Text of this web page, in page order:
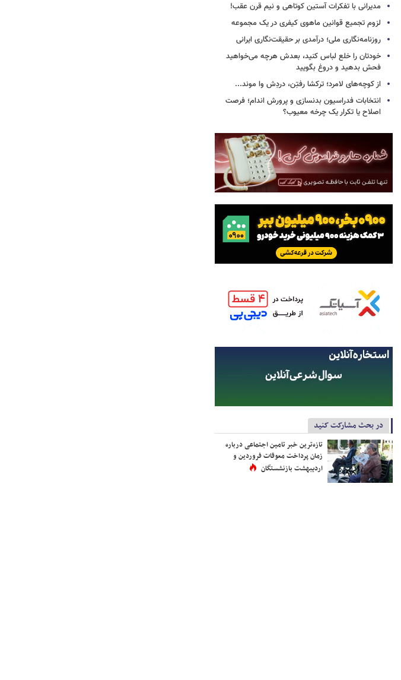
مدیرانی با تفکرات آستین کوتاهی و نیم قرن عقب!
لزوم تجمیع قوانین ماهوی کیفری در یک مجموعه
روزنامه‌نگاری ملی؛ درآمدی بر حقیقت‌نگاری ایرانی
خودتان را خلع لباس کنید، بعدش هرچه می‌خواهید
فحش بدهید و دروغ بگویید
از کوچه‌های لامرد؛ ترکشا رفتِن، دردِش وا موند...
انتخابات فدراسیون بدنسازی و پرورش اندام؛ فرصت
اصلاح یا تکرار یک چرخه معیوب؟
در بحث مشارکت کنید
تازه‌ترین خبر تامین اجتماعی درباره
زمان پرداخت معوقات فروردین و
اردیبهشت بازنشستگان